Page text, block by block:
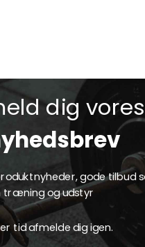
dig vores
gode tilbud
træning og udstyr
tid afmelde dig igen.